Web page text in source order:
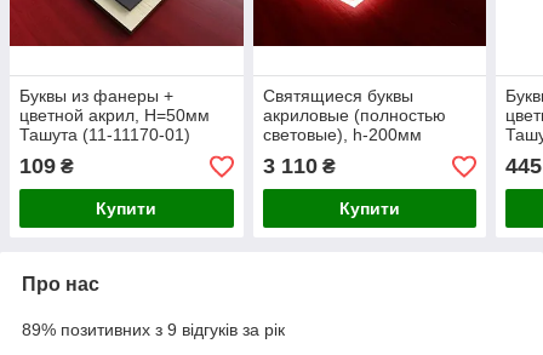
Буквы из фанеры +
цветной акрил, H=50мм
Ташута (11-11170-01)
109 ₴
Купити
Святящиеся буквы
акриловые (полностью
световые), h-200мм
Ташута (11-13110-01)
3 110₴
Купити
445
Про нас
89% позитивних з 9 відгуків за рік